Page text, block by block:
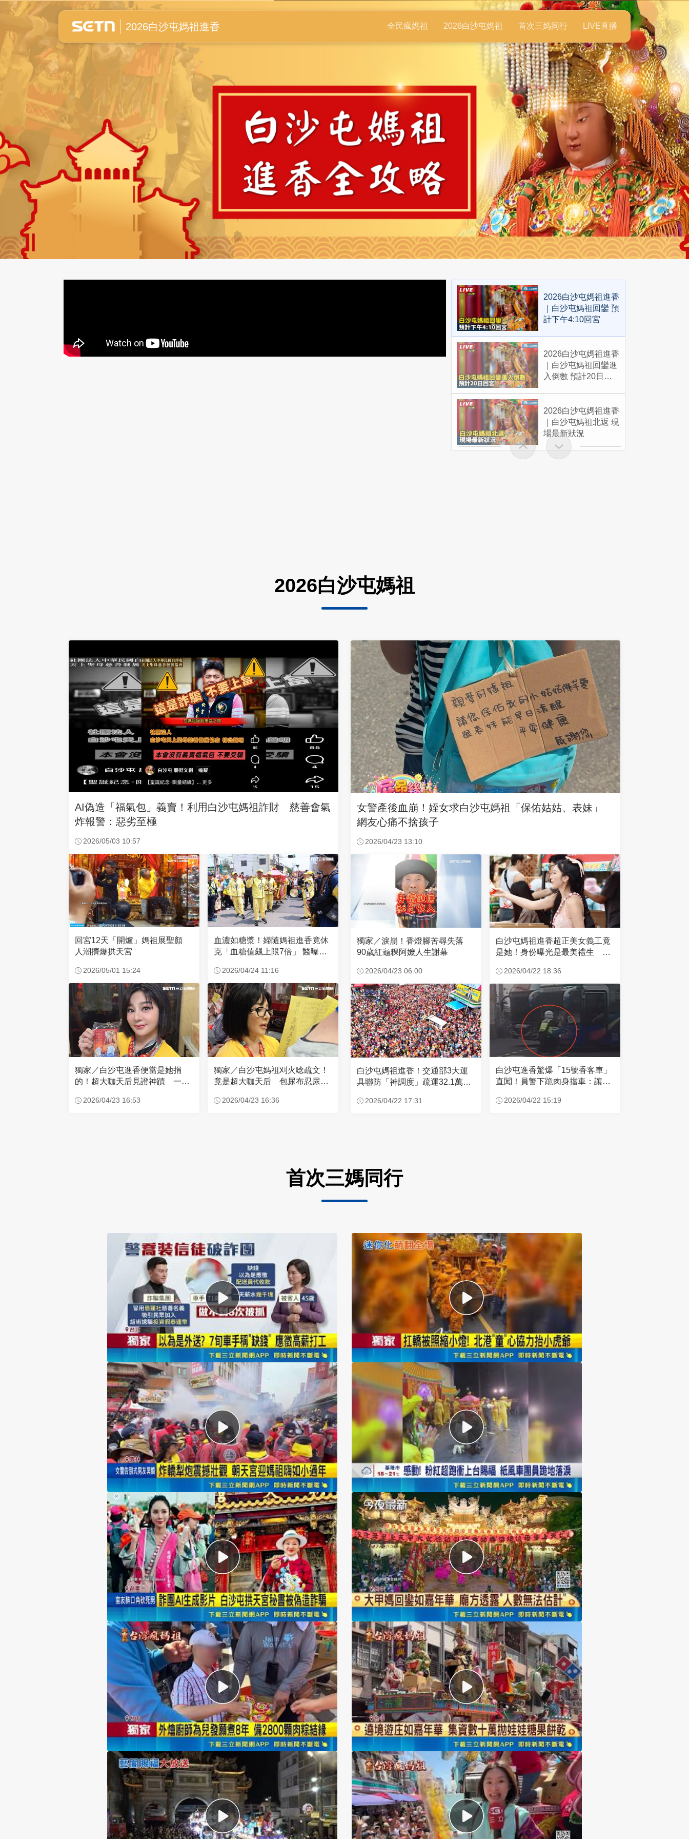
白沙屯媽祖進香全紀錄
2026白沙屯媽祖進香 全民瘋媽祖 2026白沙屯媽祖 首次三媽同行 LIVE直播
2026白沙屯媽祖進香
｜白沙屯媽祖回鑾 預
計下午4:10回宮
2026白沙屯媽祖進香
｜白沙屯媽祖回鑾進
入倒數 預計20日回
2026白沙屯媽祖進香
｜白沙屯媽祖北返 現
場最新狀況
2026白沙屯媽祖
AI偽造「福氣包」義賣！利用白沙屯媽祖詐財 慈善會氣
炸報警：惡劣至極
2026/05/03 10:57
回宮12天「開爐」媽祖展聖顏
人潮擠爆拱天宮
2026/05/01 15:24
血濃如糖漿！婦隨媽祖進香竟休
克「血糖值飆上限7倍」 醫曝原
2026/04/24 11:16
獨家／白沙屯進香便當是她捐
的！超大咖天后見證神蹟 一靠
2026/04/23 16:53
獨家／白沙屯媽祖刈火唸疏文！
竟是超大咖天后 包尿布忍尿5
2026/04/23 16:36
女警產後血崩！姪女求白沙屯媽祖「保佑姑姑、表妹」
網友心痛不捨孩子
2026/04/23 13:10
獨家／淚崩！香燈腳苦尋失落
90歲紅龜粿阿嬤人生謝幕
2026/04/23 06:00
白沙屯媽祖進香超正美女義工竟
是她！身份曝光是最美禮生 一
2026/04/22 18:36
白沙屯媽祖進香！交通部3大運
具聯防「神調度」疏運32.1萬創
2026/04/22 17:31
白沙屯進香驚爆「15號香客車」
直闖！員警下跪肉身擋車：讓行
2026/04/22 15:19
首次三媽同行